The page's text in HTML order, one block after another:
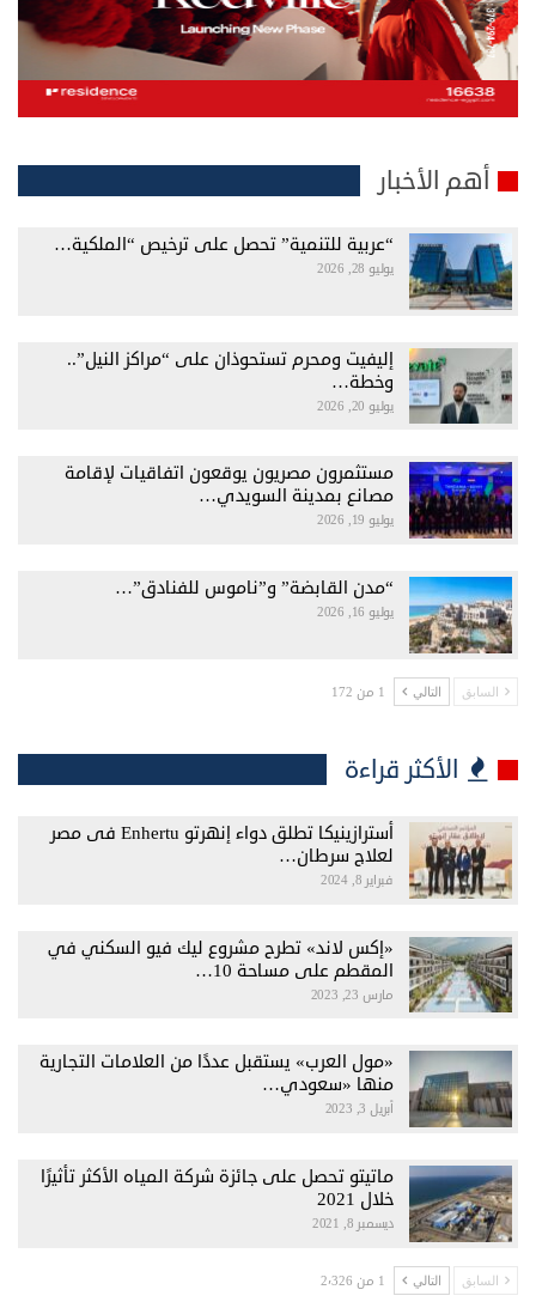
أهم الأخبار
“عربية للتنمية” تحصل على ترخيص “الملكية…
يوليو 28, 2026
إليفيت ومحرم تستحوذان على “مراكز النيل”..
وخطة…
يوليو 20, 2026
مستثمرون مصريون يوقعون اتفاقيات لإقامة
مصانع بمدينة السويدي…
يوليو 19, 2026
“مدن القابضة” و”ناموس للفنادق”…
يوليو 16, 2026
السابق التالي 1 من 172
الأكثر قراءة
أسترازينيكا تطلق دواء إنهرتو Enhertu فى مصر
لعلاج سرطان…
فبراير 8, 2024
«إكس لاند» تطرح مشروع ليك فيو السكني في
المقطم على مساحة 10…
مارس 23, 2023
«مول العرب» يستقبل عددًا من العلامات التجارية
منها «سعودي…
أبريل 3, 2023
ماتيتو تحصل على جائزة شركة المياه الأكثر تأثيرًا
خلال 2021
ديسمبر 8, 2021
السابق التالي 1 من 2٬326